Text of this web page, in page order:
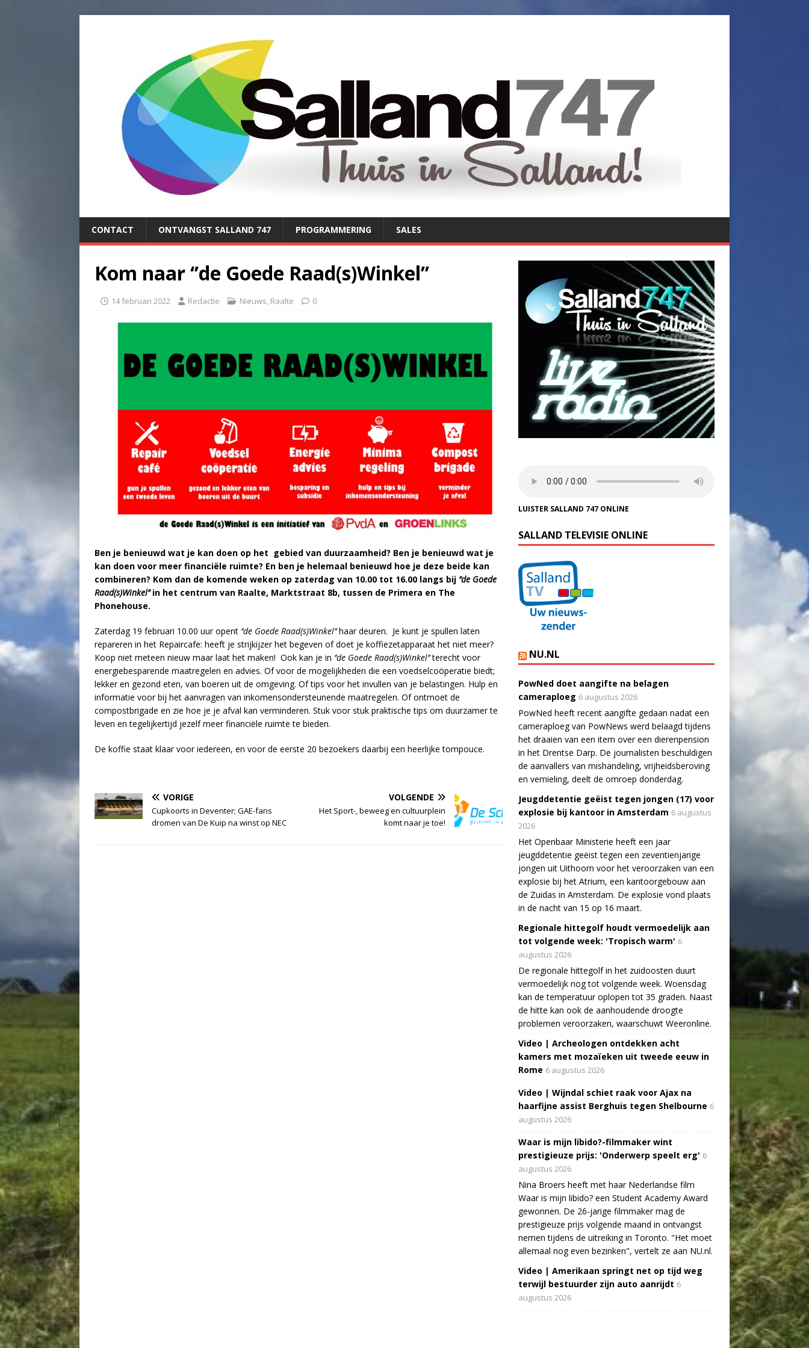
CONTACT ONTVANGST SALLAND 747 PROGRAMMERING SALES
Kom naar ‘’de Goede Raad(s)Winkel’’
14 februari 2022 Redactie Nieuws, Raalte 0
Ben je benieuwd wat je kan doen op het gebied van duurzaamheid? Ben je benieuwd wat je
kan doen voor meer financiële ruimte? En ben je helemaal benieuwd hoe je deze beide kan
combineren? Kom dan de komende weken op zaterdag van 10.00 tot 16.00 langs bij ‘’de Goede
Raad(s)Winkel’’in het centrum van Raalte, Marktstraat 8b, tussen de Primera en The
Phonehouse.
Zaterdag 19 februari 10.00 uur opent ‘’de Goede Raad(s)Winkel’’haar deuren. Je kunt je spullen laten
repareren in het Repaircafe: heeft je strijkijzer het begeven of doet je koffiezetapparaat het niet meer?
Koop niet meteen nieuw maar laat het maken! Ook kan je in ‘’de Goede Raad(s)Winkel’’terecht voor
energiebesparende maatregelen en advies. Of voor de mogelijkheden die een voedselcoöperatie biedt;
lekker en gezond eten, van boeren uit de omgeving. Of tips voor het invullen van je belastingen. Hulp en
informatie voor bij het aanvragen van inkomensondersteunende maatregelen. Of ontmoet de
compostbrigade en zie hoe je je afval kan verminderen. Stuk voor stuk praktische tips om duurzamer te
leven en tegelijkertijd jezelf meer financiële ruimte te bieden.
De koffie staat klaar voor iedereen, en voor de eerste 20 bezoekers daarbij een heerlijke tompouce.
VORIGE
Cupkoorts in Deventer; GAE-fans
dromen van De Kuip na winst op NEC
VOLGENDE
Het Sport-, beweeg en cultuurplein
komt naar je toe!
LUISTER SALLAND 747 ONLINE
SALLAND TELEVISIE ONLINE
NU.NL
PowNed doet aangifte na belagen
cameraploeg 6 augustus 2026
PowNed heeft recent aangifte gedaan nadat een
cameraploeg van PowNews werd belaagd tijdens
het draaien van een item over een dierenpension
in het Drentse Darp. De journalisten beschuldigen
de aanvallers van mishandeling, vrijheidsberoving
en vernieling, deelt de omroep donderdag.
Jeugddetentie geëist tegen jongen (17) voor
explosie bij kantoor in Amsterdam 6 augustus
2026
Het Openbaar Ministerie heeft een jaar
jeugddetentie geëist tegen een zeventienjarige
jongen uit Uithoorn voor het veroorzaken van een
explosie bij het Atrium, een kantoorgebouw aan
de Zuidas in Amsterdam. De explosie vond plaats
in de nacht van 15 op 16 maart.
Regionale hittegolf houdt vermoedelijk aan
tot volgende week: 'Tropisch warm' 6
augustus 2026
De regionale hittegolf in het zuidoosten duurt
vermoedelijk nog tot volgende week. Woensdag
kan de temperatuur oplopen tot 35 graden. Naast
de hitte kan ook de aanhoudende droogte
problemen veroorzaken, waarschuwt Weeronline.
Video | Archeologen ontdekken acht
kamers met mozaïeken uit tweede eeuw in
Rome 6 augustus 2026
Video | Wijndal schiet raak voor Ajax na
haarfijne assist Berghuis tegen Shelbourne 6
augustus 2026
Waar is mijn libido?-filmmaker wint
prestigieuze prijs: 'Onderwerp speelt erg' 6
augustus 2026
Nina Broers heeft met haar Nederlandse film
Waar is mijn libido? een Student Academy Award
gewonnen. De 26-jarige filmmaker mag de
prestigieuze prijs volgende maand in ontvangst
nemen tijdens de uitreiking in Toronto. "Het moet
allemaal nog even bezinken", vertelt ze aan NU.nl.
Video | Amerikaan springt net op tijd weg
terwijl bestuurder zijn auto aanrijdt 6
augustus 2026